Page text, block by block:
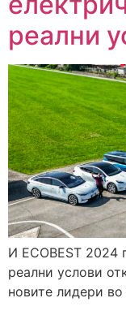
реални
И ECOBEST 2024
реални услови
новите лидери